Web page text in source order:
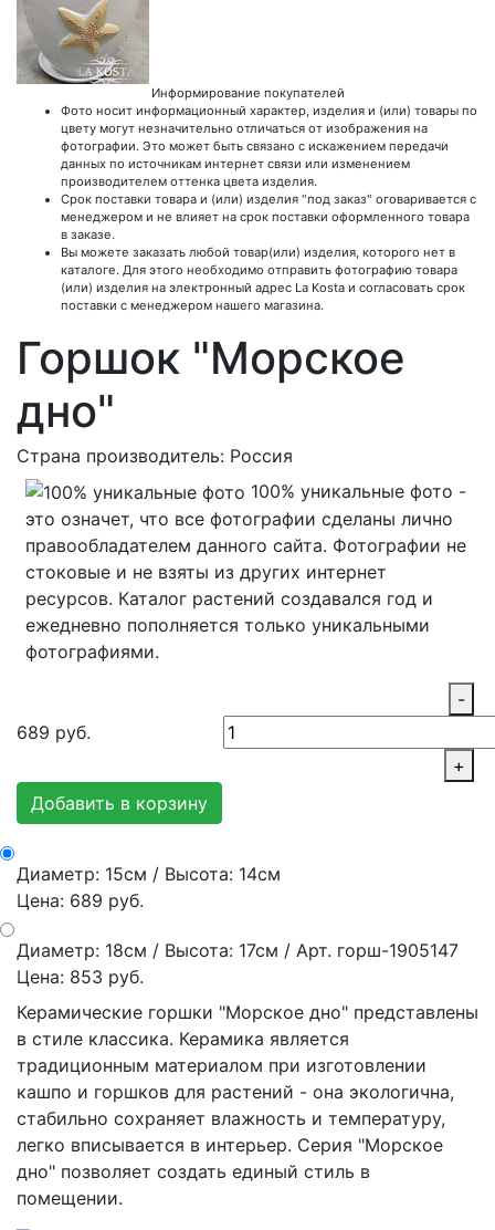
Информирование покупателей
Фото носит информационный характер, изделия и (или) товары по
цвету могут незначительно отличаться от изображения на
фотографии. Это может быть связано с искажением передачи
данных по источникам интернет связи или изменением
производителем оттенка цвета изделия.
Срок поставки товара и (или) изделия "под заказ" оговаривается с
менеджером и не влияет на срок поставки оформленного товара
в заказе.
Вы можете заказать любой товар(или) изделия, которого нет в
каталоге. Для этого необходимо отправить фотографию товара
(или) изделия на электронный адрес La Kosta и согласовать срок
поставки с менеджером нашего магазина.
Горшок "Морское
дно"
Страна производитель: Россия
100% уникальные фото -
это означет, что все фотографии сделаны лично
правообладателем данного сайта. Фотографии не
стоковые и не взяты из других интернет
ресурсов. Каталог растений создавался год и
ежедневно пополняется только уникальными
фотографиями.
689 руб.
-
+
Добавить в корзину
Диаметр: 15см / Высота: 14см
Цена: 689 руб.
Диаметр: 18см / Высота: 17см / Арт. горш-1905147
Цена: 853 руб.
Керамические горшки "Морское дно" представлены
в стиле классика. Керамика является
традиционным материалом при изготовлении
кашпо и горшков для растений - она экологична,
стабильно сохраняет влажность и температуру,
легко вписывается в интерьер. Серия "Морское
дно" позволяет создать единый стиль в
помещении.